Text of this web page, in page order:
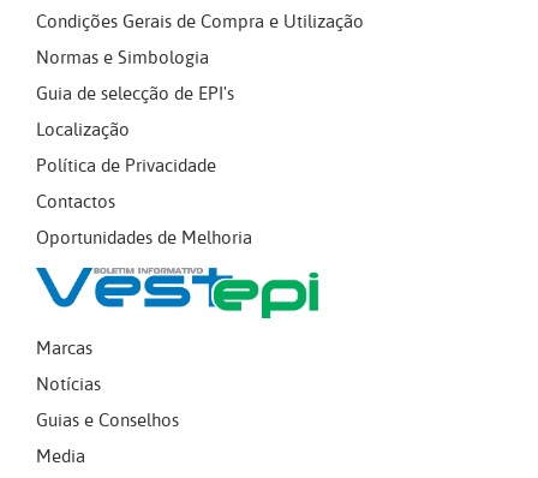
Condições Gerais de Compra e Utilização
Normas e Simbologia
Guia de selecção de EPI's
Localização
Política de Privacidade
Contactos
Oportunidades de Melhoria
Marcas
Notícias
Guias e Conselhos
Media